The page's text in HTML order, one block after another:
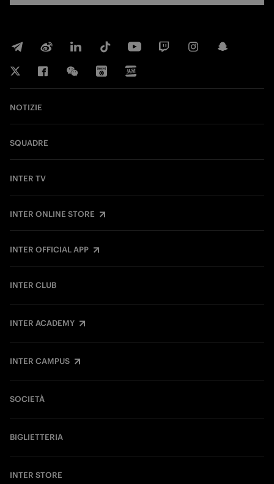
NOTIZIE
SQUADRE
INTER TV
INTER ONLINE STORE
INTER OFFICIAL APP
INTER CLUB
INTER ACADEMY
INTER CAMPUS
SOCIETÀ
BIGLIETTERIA
INTER STORE